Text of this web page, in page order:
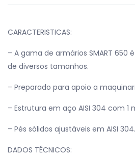
CARACTERISTICAS:
– A gama de armários SMART
de diversos tamanhos.
– Preparado para apoio a
– Estrutura em aço AISI 304 com 1
– Pés sólidos ajustáveis ​​em AISI 304.
DADOS TÉCNICOS: